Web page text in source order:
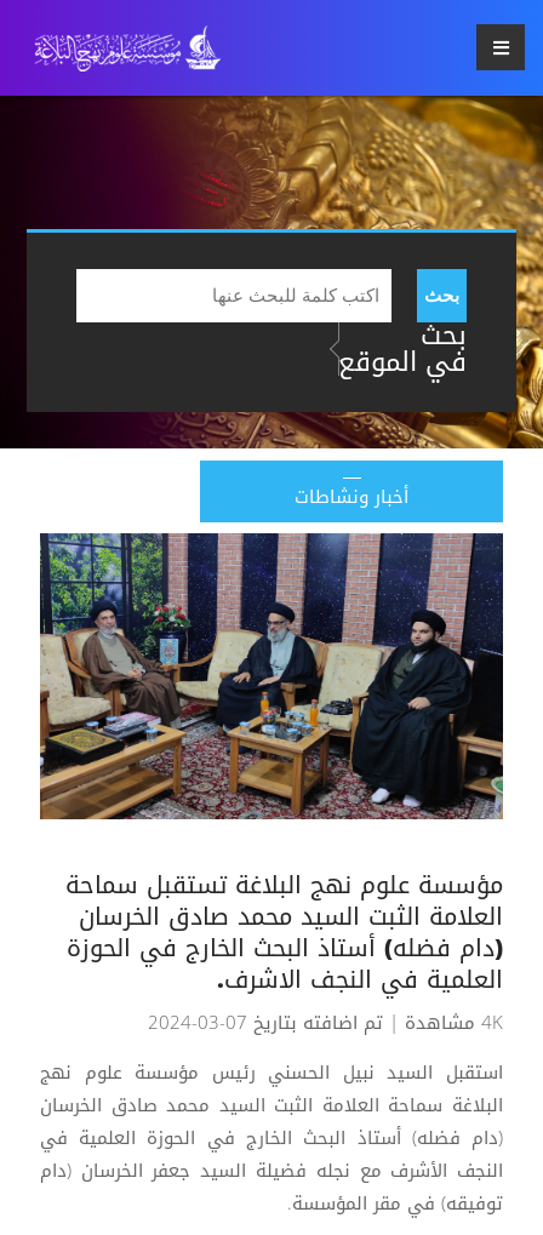
بحث
بحث
في الموقع
أخبار ونشاطات
مؤسسة علوم نهج البلاغة تستقبل سماحة
العلامة الثبت السيد محمد صادق الخرسان
(دام فضله) أستاذ البحث الخارج في الحوزة
العلمية في النجف الاشرف.
4K مشاهدة
| تم اضافته بتاريخ 07-03-2024
استقبل السيد نبيل الحسني رئيس مؤسسة علوم نهج
البلاغة سماحة العلامة الثبت السيد محمد صادق الخرسان
(دام فضله) أستاذ البحث الخارج في الحوزة العلمية في
النجف الأشرف مع نجله فضيلة السيد جعفر الخرسان (دام
توفيقه) في مقر المؤسسة.